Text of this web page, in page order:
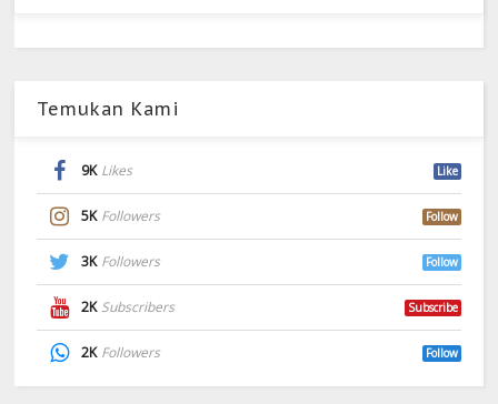
Temukan Kami
9K Likes Like
5K Followers Follow
3K Followers Follow
2K Subscribers Subscribe
2K Followers Follow